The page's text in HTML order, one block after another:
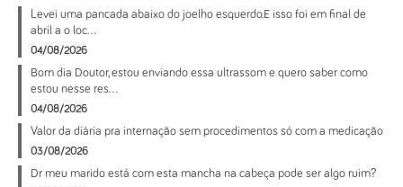
Levei uma pancada abaixo do joelho esquerdo.E isso foi em final de
abril a o loc...
04/08/2026
Bom dia Doutor, estou enviando essa ultrassom e quero saber como
estou nesse res...
04/08/2026
Valor da diária pra internação sem procedimentos só com a medicação
03/08/2026
Dr meu marido está com esta mancha na cabeça pode ser algo ruim?